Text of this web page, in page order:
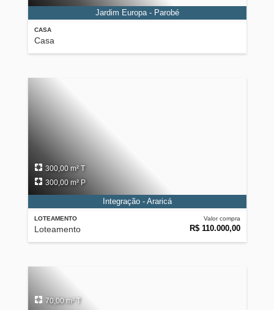
CASA
Casa
Jardim Europa - Parobé
LOTEAMENTO
Loteamento
Valor compra
R$ 110.000,00
300,00 m² T
300,00 m² P
Integração - Araricá
70,00 m² T